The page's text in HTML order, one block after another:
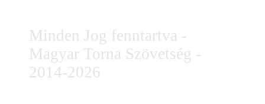
Minden Jog fenntartva -
Magyar Torna Szövetség -
2014-2026